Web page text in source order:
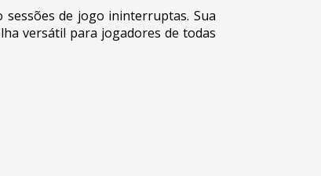
de jogo ininterruptas. Sua
versátil para jogadores de todas